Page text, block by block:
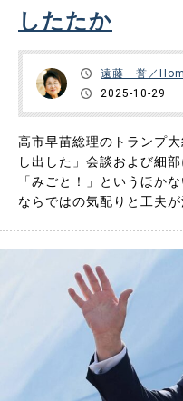
したたか
遠藤 誉／
2025-10-29
高市早苗総理のトランプ
し出した」会談および細
「みごと！」というほか
ならではの気配りと工夫
女以上の外交手腕を発揮
ていいだろう。 それく……